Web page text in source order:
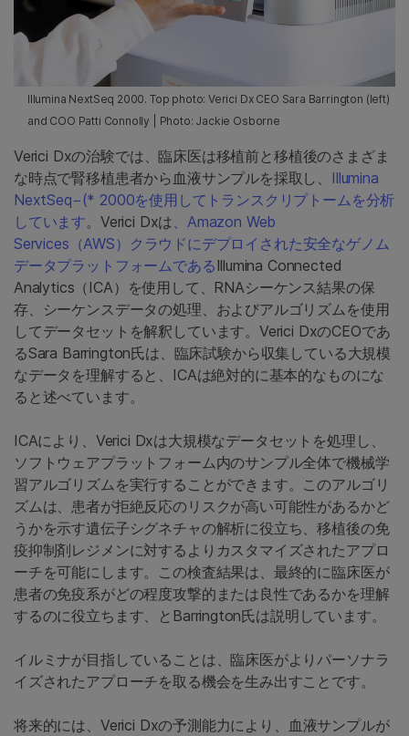
Illumina NextSeq 2000. Top photo: Verici Dx CEO Sara Barrington (left)
and COO Patti Connolly | Photo: Jackie Osborne
Verici Dxの治験では、臨床医は移植前と移植後のさまざま
な時点で腎移植患者から血液サンプルを採取し、 Illumina
NextSeq−(* 2000を使用してトランスクリプトームを分析
しています。Verici Dxは 、Amazon Web
Services（AWS）クラウドにデプロイされた安全なゲノム
データプラットフォームであるIllumina Connected
Analytics（ICA）を使用して、RNAシーケンス結果の保
存、シーケンスデータの処理、およびアルゴリズムを使用
してデータセットを解釈しています。Verici DxのCEOであ
るSara Barrington氏は、臨床試験から収集している大規模
なデータを理解すると、ICAは絶対的に基本的なものにな
ると述べています。
ICAにより、Verici Dxは大規模なデータセットを処理し、
ソフトウェアプラットフォーム内のサンプル全体で機械学
習アルゴリズムを実行することができます。このアルゴリ
ズムは、患者が拒絶反応のリスクが高い可能性があるかど
うかを示す遺伝子シグネチャの解析に役立ち、移植後の免
疫抑制剤レジメンに対するよりカスタマイズされたアプロ
ーチを可能にします。この検査結果は、最終的に臨床医が
患者の免疫系がどの程度攻撃的または良性であるかを理解
するのに役立ちます、とBarrington氏は説明しています。
イルミナが目指していることは、臨床医がよりパーソナラ
イズされたアプローチを取る機会を生み出すことです。
将来的には、Verici Dxの予測能力により、血液サンプルが